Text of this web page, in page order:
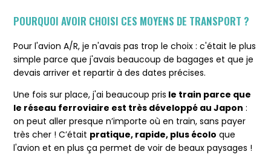
POURQUOI AVOIR CHOISI CES MOYENS DE TRANSPORT ?
Pour l'avion A/R, je n'avais pas trop le choix : c'était le plus
simple parce que j'avais beaucoup de bagages et que je
devais arriver et repartir à des dates précises.
Une fois sur place, j'ai beaucoup pris le train parce que
le réseau ferroviaire est très développé au Japon :
on peut aller presque n’importe où en train, sans payer
très cher ! C’était pratique, rapide, plus écolo que
l'avion et en plus ça permet de voir de beaux paysages !